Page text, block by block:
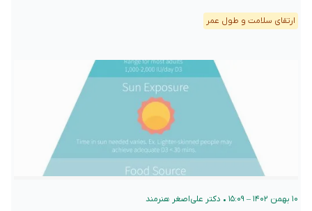
ارتقای سلامت و طول عمر
۱۰ بهمن ۱۴۰۲ – ۱۵:۰۹ • دکتر علی‌اصغر هنرمند